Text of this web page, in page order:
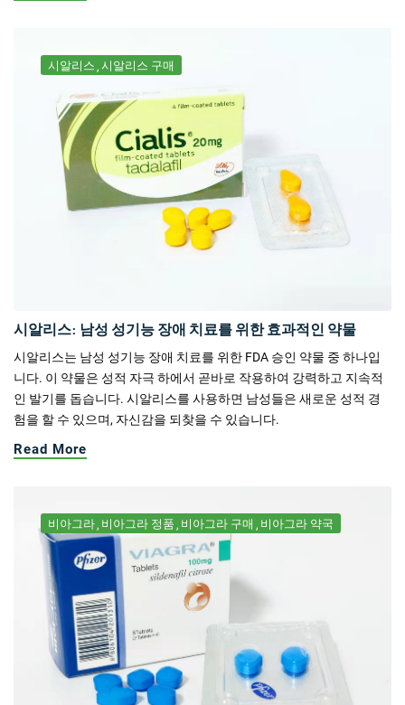
시알리스 시알리스 구매
시알리스: 남성 성기능 장애 치료를 위한 효과적인 약물
시알리스는 남성 성기능 장애 치료를 위한 FDA 승인 약물 중 하나입
니다. 이 약물은 성적 자극 하에서 곧바로 작용하여 강력하고 지속적
인 발기를 돕습니다. 시알리스를 사용하면 남성들은 새로운 성적 경
험을 할 수 있으며, 자신감을 되찾을 수 있습니다.
Read More
비아그라 비아그라 정품 비아그라 구매 비아그라 약국